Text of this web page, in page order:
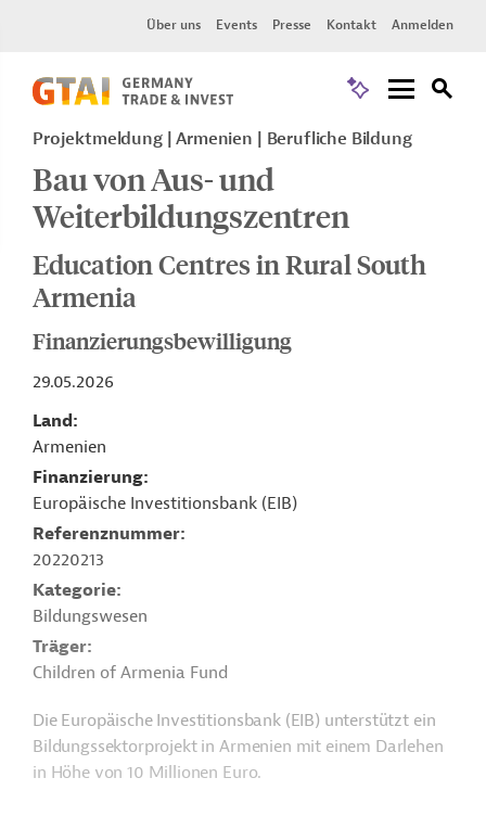
Über uns Events Presse Kontakt Anmelden
Projektmeldung Armenien Berufliche Bildung
Bau von Aus- und
Weiterbildungszentren
Education Centres in Rural South
Armenia
Finanzierungsbewilligung
29.05.2026
Land
Armenien
Finanzierung
Europäische Investitionsbank (EIB)
Referenznummer
20220213
Kategorie
Bildungswesen
Träger
Children of Armenia Fund
Die Europäische Investitionsbank (EIB) unterstützt ein
Bildungssektorprojekt in Armenien mit einem Darlehen
in Höhe von 10 Millionen Euro.